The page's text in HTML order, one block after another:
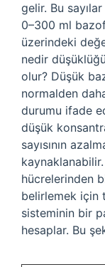
gelir. Bu
0–300 ml
üzerindeki
nedir
olur? Düşük
normalden
durumu ifade
düşük
sayısının
hücrelerinden
belirlemek için
sisteminin bir
hesaplar. Bu